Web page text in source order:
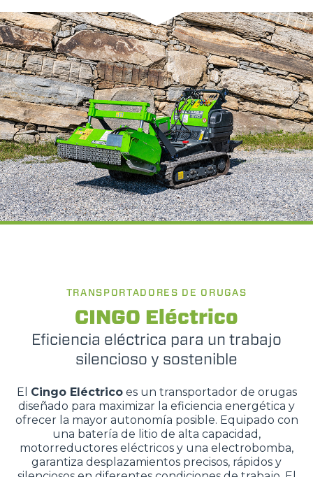
TRANSPORTADORES DE ORUGAS
CINGO Eléctrico
Eficiencia eléctrica para un trabajo
silencioso y sostenible
El Cingo Eléctricoes un transportador de orugas
diseñado para maximizar la eficiencia energética y
ofrecer la mayor autonomía posible. Equipado con
una batería de litio de alta capacidad,
motorreductores eléctricos y una electrobomba,
garantiza desplazamientos precisos, rápidos y